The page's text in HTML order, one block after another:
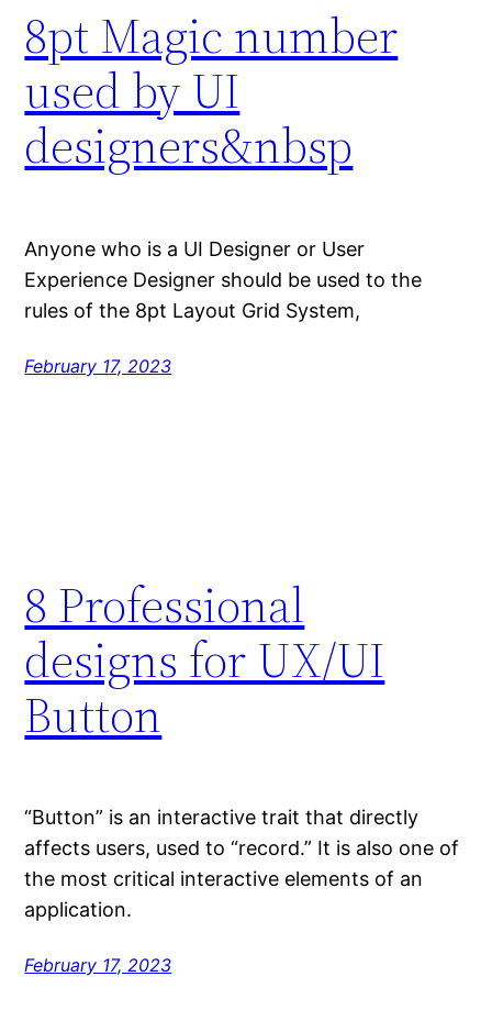
8pt Magic number
used by UI
designers&nbsp
Anyone who is a UI Designer or User
Experience Designer should be used to the
rules of the 8pt Layout Grid System,
February 17, 2023
8 Professional
designs for UX/UI
Button
“Button” is an interactive trait that directly
affects users, used to “record.” It is also one of
the most critical interactive elements of an
application.
February 17, 2023